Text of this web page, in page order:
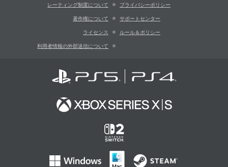
レーティング制度について プライバシーポリシー
著作権について サポートセンター
ライセンス ルール＆ポリシー
利用者情報の外部送信について